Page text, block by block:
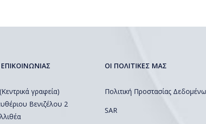
ΕΠΙΚΟΙΝΩΝΙΑΣ
γραφεία)
Βενιζέλου 2
ΟΙ ΠΟΛΙΤΙΚΕΣ ΜΑΣ
Πολιτική Προστασίας
SAR